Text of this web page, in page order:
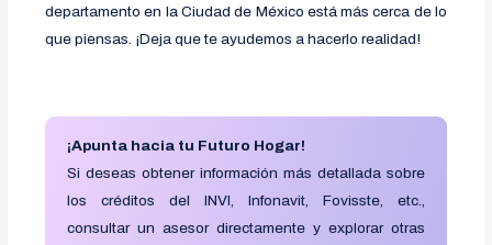
departamento en la Ciudad de México está más cerca de lo
que piensas. ¡Deja que te ayudemos a hacerlo realidad!
¡Apunta hacia tu Futuro Hogar!
Si deseas obtener información más detallada sobre
los créditos del INVI, Infonavit, Fovisste, etc.,
consultar un asesor directamente y explorar otras